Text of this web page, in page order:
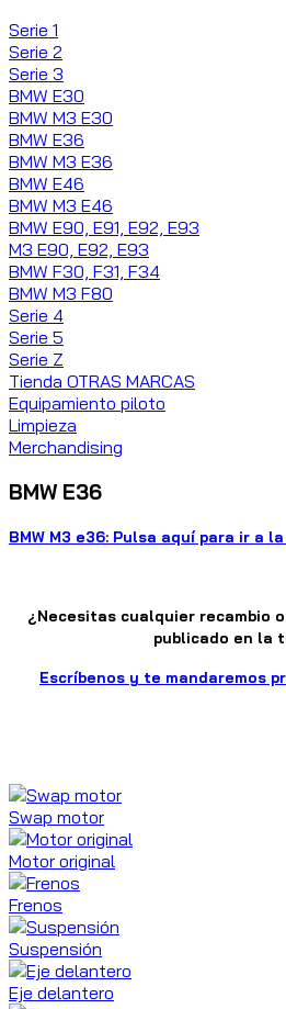
Serie 1
Serie 2
Serie 3
BMW E30
BMW M3 E30
BMW E36
BMW M3 E36
BMW E46
BMW M3 E46
BMW E90, E91, E92, E93
M3 E90, E92, E93
BMW F30, F31, F34
BMW M3 F80
Serie 4
Serie 5
Serie Z
Tienda OTRAS MARCAS
Equipamiento piloto
Limpieza
Merchandising
BMW E36
BMW M3 e36: Pulsa aquí para ir a
¿Necesitas cualquier recambio
publicado en la
Escríbenos y te mandaremos
Swap motor
Motor original
Frenos
Suspensión
Eje delantero